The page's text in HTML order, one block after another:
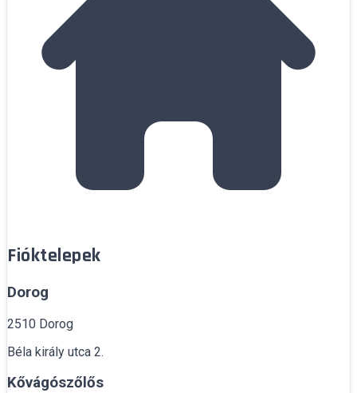
Fióktelepek
Dorog
2510 Dorog
Béla király utca 2.
Kővágószőlős